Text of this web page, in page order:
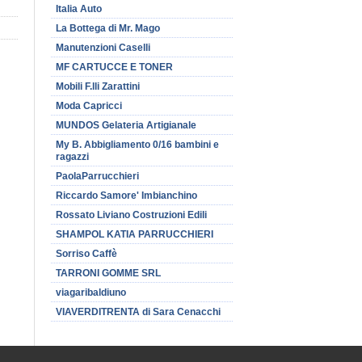
Italia Auto
La Bottega di Mr. Mago
Manutenzioni Caselli
MF CARTUCCE E TONER
Mobili F.lli Zarattini
Moda Capricci
MUNDOS Gelateria Artigianale
My B. Abbigliamento 0/16 bambini e
ragazzi
PaolaParrucchieri
Riccardo Samore' Imbianchino
Rossato Liviano Costruzioni Edili
SHAMPOL KATIA PARRUCCHIERI
Sorriso Caffè
TARRONI GOMME SRL
viagaribaldiuno
VIAVERDITRENTA di Sara Cenacchi